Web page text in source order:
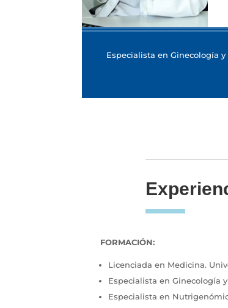
Especialista en Ginecología
FORMACIÓN:
Licenciada en Medicina.
Especialista en Ginecología
Especialista en